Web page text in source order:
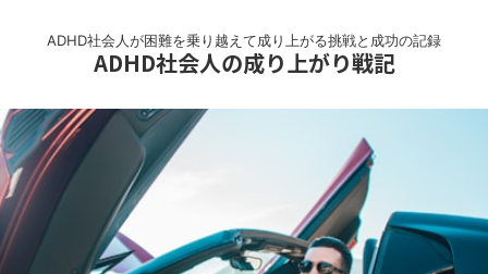
ADHD社会人が困難を乗り越えて成り上がる挑戦と成功の記録
ADHD社会人の成り上がり戦記